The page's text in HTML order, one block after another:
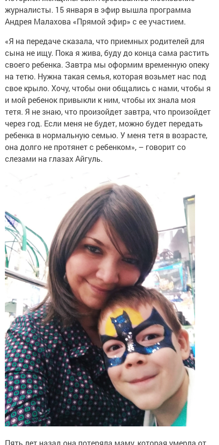
журналисты. 15 января в эфир вышла программа
Андрея Малахова «Прямой эфир» с ее участием.
«Я на передаче сказала, что приемных родителей для
сына не ищу. Пока я жива, буду до конца сама растить
своего ребенка. Завтра мы оформим временную опеку
на тетю. Нужна такая семья, которая возьмет нас под
свое крыло. Хочу, чтобы они общались с нами, чтобы я
и мой ребенок привыкли к ним, чтобы их знала моя
тетя. Я не знаю, что произойдет завтра, что произойдет
через год. Если меня не будет, можно будет передать
ребенка в нормальную семью. У меня тетя в возрасте,
она долго не протянет с ребенком», – говорит со
слезами на глазах Айгуль.